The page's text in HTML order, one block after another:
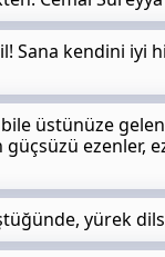
Sana kendini iyi
üstünüze
ezenler,
yürek